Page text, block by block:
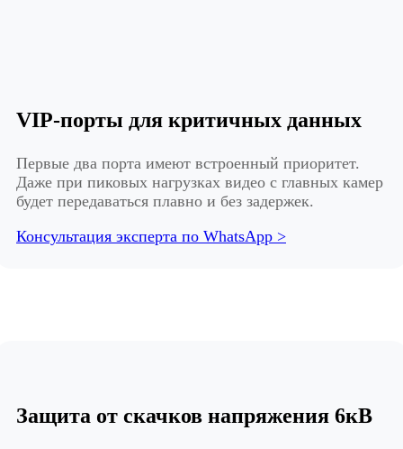
VIP-порты для критичных данных
Первые два порта имеют встроенный приоритет.
Даже при пиковых нагрузках видео с главных камер
будет передаваться плавно и без задержек.
Консультация эксперта по WhatsApp >
Защита от скачков напряжения 6кВ